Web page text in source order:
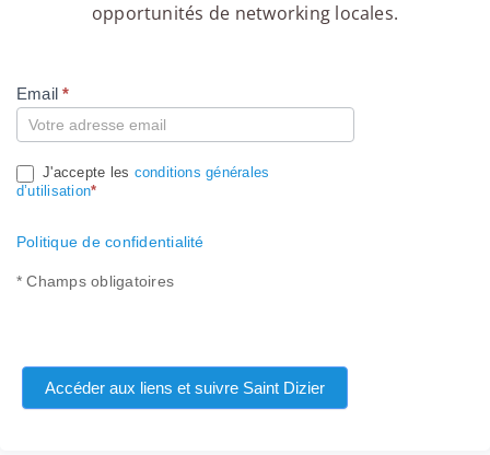
opportunités de networking locales.
Compte
Email*
J'accepte les conditions générales
d’utilisation*
Politique de confidentialité
* Champs obligatoires
Accéder aux liens et suivre Saint Dizier